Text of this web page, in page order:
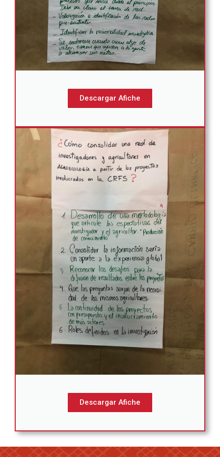
Descargar Afiche
Descargar Afiche